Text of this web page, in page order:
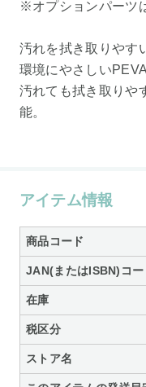
※オプションパーツ
汚れを拭き取りやす
環境にやさしい
汚れても拭き取りや
能。
アイテム情報
商品コード
JAN(またはISBN)コー
在庫
税区分
ストア名